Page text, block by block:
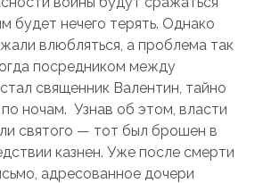
будет нечего терять. Однако
влюбляться, а проблема так
посредником между
священник Валентин, тайно
ночам. Узнав об этом, власти
святого — тот был брошен в
казнен. Уже после смерти
адресованное дочери